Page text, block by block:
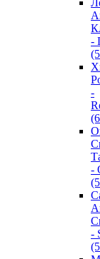
-
-
-
-